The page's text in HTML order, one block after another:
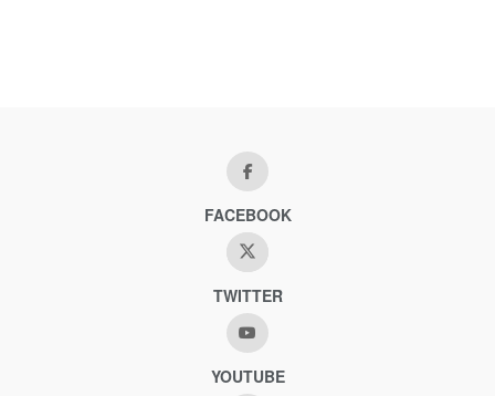
FACEBOOK
TWITTER
YOUTUBE